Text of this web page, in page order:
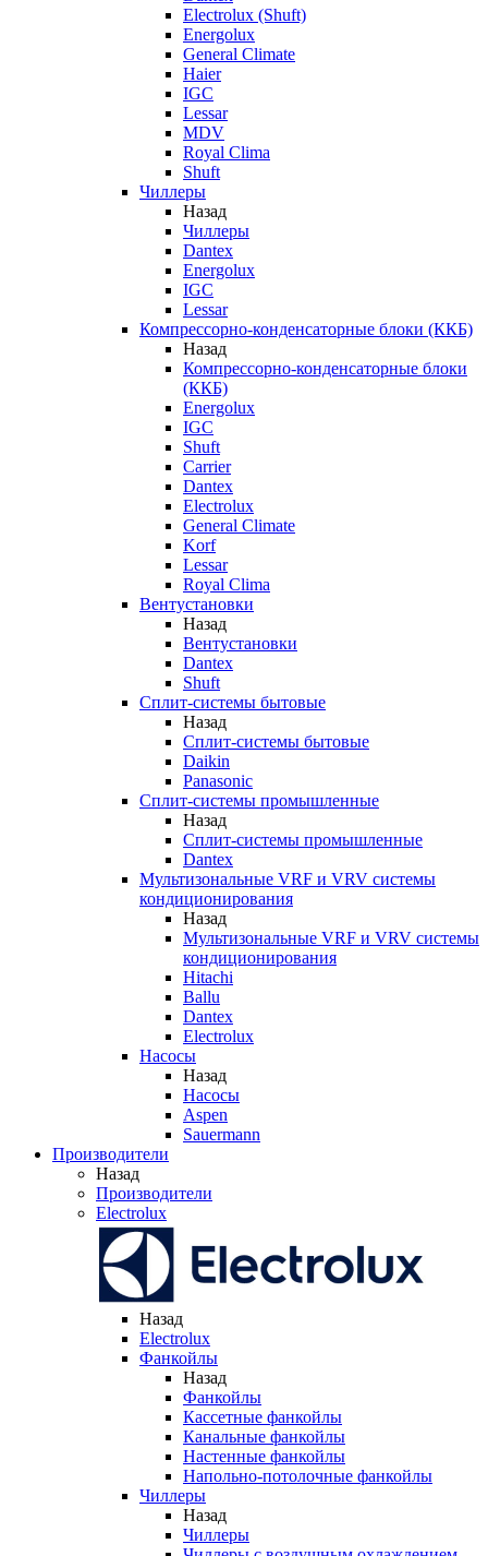
Electrolux (Shuft)
Energolux
General Climate
Haier
IGC
Lessar
MDV
Royal Clima
Shuft
Чиллеры
Назад
Чиллеры
Dantex
Energolux
IGC
Lessar
Компрессорно-конденсаторные блоки (ККБ)
Назад
Компрессорно-конденсаторные блоки
(ККБ)
Energolux
IGC
Shuft
Carrier
Dantex
Electrolux
General Climate
Korf
Lessar
Royal Clima
Вентустановки
Назад
Вентустановки
Dantex
Shuft
Сплит-системы бытовые
Назад
Сплит-системы бытовые
Daikin
Panasonic
Сплит-системы промышленные
Назад
Сплит-системы промышленные
Dantex
Мультизональные VRF и VRV системы
кондиционирования
Назад
Мультизональные VRF и VRV системы
кондиционирования
Hitachi
Ballu
Dantex
Electrolux
Насосы
Назад
Насосы
Aspen
Sauermann
Производители
Назад
Производители
Electrolux
Назад
Electrolux
Фанкойлы
Назад
Фанкойлы
Кассетные фанкойлы
Канальные фанкойлы
Настенные фанкойлы
Напольно-потолочные фанкойлы
Чиллеры
Назад
Чиллеры